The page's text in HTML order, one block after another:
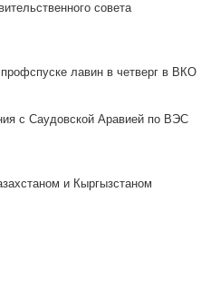
совета
лавин в четверг в ВКО
с Саудовской Аравией по ВЭС
и Кыргызстаном